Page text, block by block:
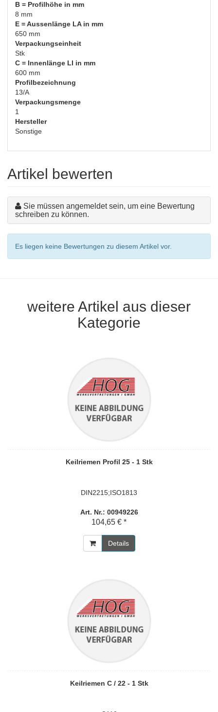
B = Profilhöhe in mm
8 mm
E = Aussenlänge LA in mm
650 mm
Verpackungseinheit
Stk
C = Innenlänge LI in mm
600 mm
Profilbezeichnung
13/A
Verpackungsmenge
1
Hersteller
Sonstige
Artikel bewerten
Sie müssen angemeldet sein, um eine Bewertung
schreiben zu können.
Es liegen keine Bewertungen zu diesem Artikel vor.
weitere Artikel aus dieser
Kategorie
Keilriemen Profil 25 - 1 Stk
DIN2215;ISO1813
Art. Nr.: 00949226
104,65 € *
Details
Keilriemen C / 22 - 1 Stk